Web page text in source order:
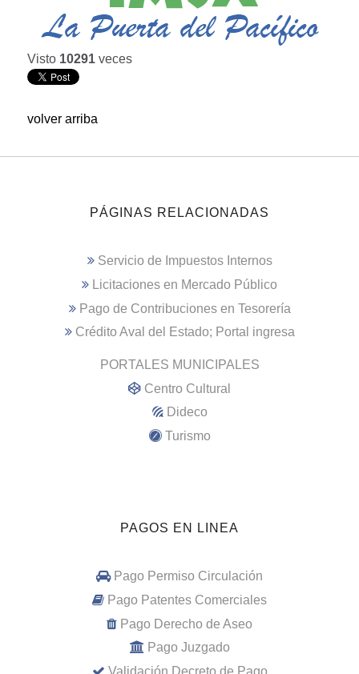
Visto 10291 veces
volver arriba
PÁGINAS RELACIONADAS
Servicio de Impuestos Internos
Licitaciones en Mercado Público
Pago de Contribuciones en Tesorería
Crédito Aval del Estado; Portal ingresa
PORTALES MUNICIPALES
Centro Cultural
Dideco
Turismo
PAGOS EN LINEA
Pago Permiso Circulación
Pago Patentes Comerciales
Pago Derecho de Aseo
Pago Juzgado
Validación Decreto de Pago